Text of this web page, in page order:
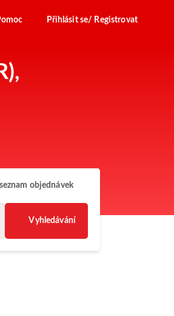
Přihlásit se/ Registrovat
objednávek
Vyhledávání